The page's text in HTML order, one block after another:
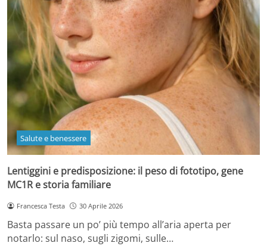
Salute e benessere
Lentiggini e predisposizione: il peso di fototipo, gene
MC1R e storia familiare
Francesca Testa 30 Aprile 2026
Basta passare un po’ più tempo all’aria aperta per
notarlo: sul naso, sugli zigomi, sulle…